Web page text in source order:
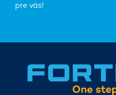
pre vás!